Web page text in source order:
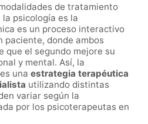
de tratamiento
psicología es la
es un proceso interactivo
donde ambos
que el segundo mejore su
y mental. Así, la
una estrategia terapéutica
utilizando distintas
variar según la
por los psicoterapeutas en